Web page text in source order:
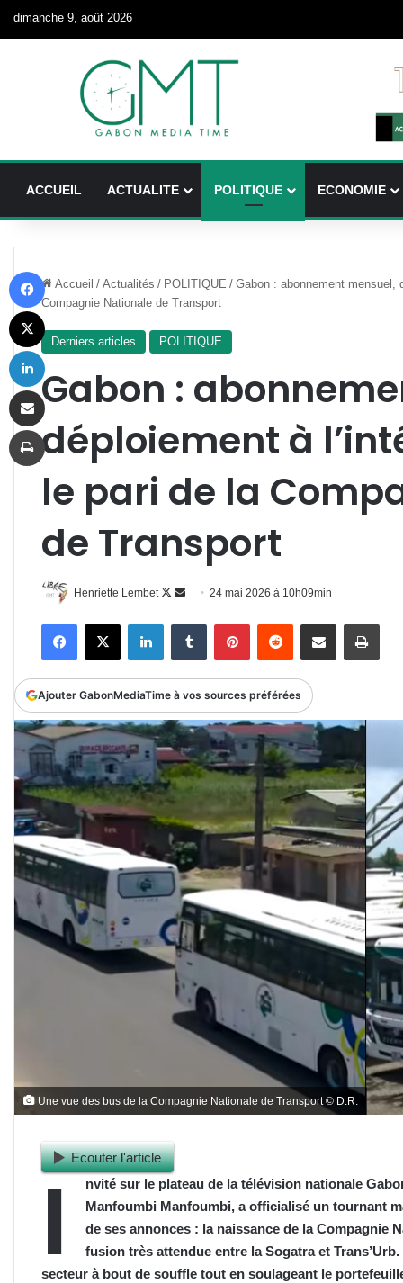
dimanche 9, août 2026
ACCUEIL ACTUALITE POLITIQUE ECONOMIE
Accueil / Actualités / POLITIQUE / Gabon : abonnement mensuel,
Compagnie Nationale de Transport
Derniers articles POLITIQUE
Gabon :
déploiement à
le pari de la
de Transport
Henriette Lembet
Follow
Envoyer
courriel
24 mai 2026 à 10h09min
FacebookX LinkedinTumblr PinterestReddit Partager par email
Ajouter GabonMediaTime à vos sources préférées
Une vue des bus de la Compagnie Nationale de Transport © D.R.
Ecouter l'article
I
nvité sur le plateau de la télévision nationale
Manfoumbi Manfoumbi, a officialisé un tournant
de ses annonces : la naissance de la Compagnie
fusion très attendue entre la Sogatra et
secteur à bout de souffle tout en soulageant le
X
Linkedin
Partager par email
Imprimer